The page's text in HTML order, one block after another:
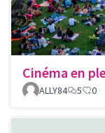
Cinéma en
ALLY84
5 0